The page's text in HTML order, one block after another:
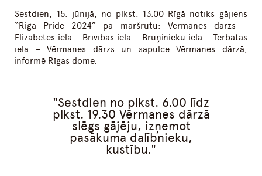
Sestdien, 15. jūnijā, no plkst. 13.00 Rīgā notiks gājiens
“Riga Pride 2024” pa maršrutu: Vērmanes dārzs –
Elizabetes iela – Brīvības iela – Bruņinieku iela – Tērbatas
iela – Vērmanes dārzs un sapulce Vērmanes dārzā,
informē Rīgas dome.
Sestdien no plkst. 6.00 līdz
plkst. 19.30 Vērmanes dārzā
slēgs gājēju, izņemot
pasākuma dalībnieku,
kustību.